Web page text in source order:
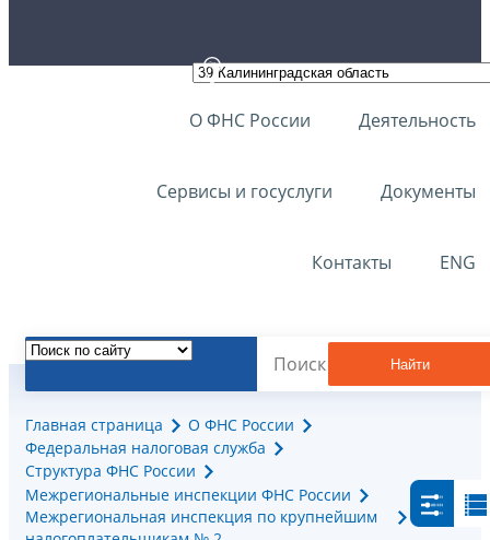
О ФНС России Деятельность
Сервисы и госуслуги Документы
Контакты ENG
Найти
Главная страница
О ФНС России
Федеральная налоговая служба
Структура ФНС России
Межрегиональные инспекции ФНС России
Межрегиональная инспекция по крупнейшим